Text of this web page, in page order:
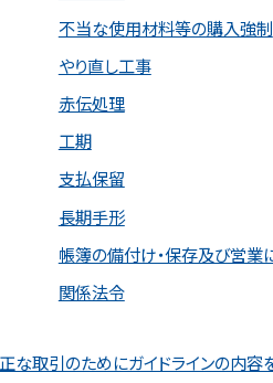
不当な使用材料等の購入強制
やり直し工事
赤伝処理
工期
支払保留
長期手形
帳簿の備付け・保存及び営業
関係法令
な取引のためにガイドラインの内容